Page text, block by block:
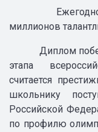
Ежегодно в
миллионов
Диплом
этапа
считается
школьнику
Российской
по профилю